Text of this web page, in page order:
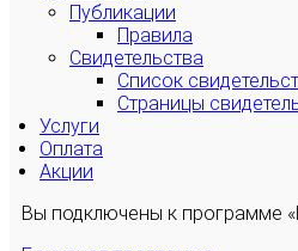
Публикации
Правила
Свидетельства
Список
Страницы
Услуги
Оплата
Акции
Вы подключены к программе